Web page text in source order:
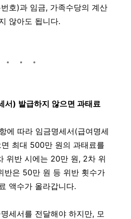
호)과 임금, 가족수당의 계산
않아도 됩니다.
서) 발급하지 않으면 과태료
에 따라 임금명세서(급여명세
최대 500만 원의 과태료를
위반 시에는 20만 원, 2차 위
반은 50만 원 등 위반 횟수가
액수가 올라갑니다.
세서를 전달해야 하지만, 모